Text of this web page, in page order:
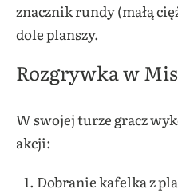
znacznik rundy (małą
dole planszy.
Rozgrywka w
W swojej turze gracz
akcji:
Dobranie kafelka z